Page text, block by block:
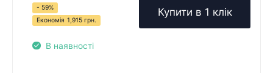
- 59%
Економія 1,915 грн.
В наявності
Купити в 1 клік